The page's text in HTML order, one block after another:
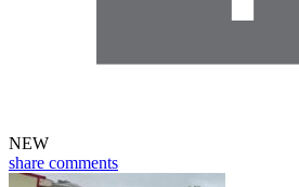
NEW
share comments